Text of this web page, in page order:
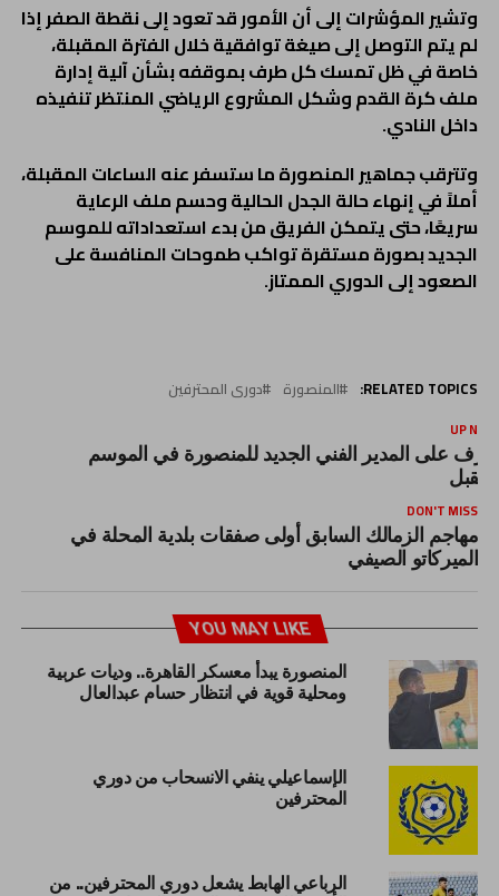
وتشير المؤشرات إلى أن الأمور قد تعود إلى نقطة الصفر إذا
لم يتم التوصل إلى صيغة توافقية خلال الفترة المقبلة،
خاصة في ظل تمسك كل طرف بموقفه بشأن آلية إدارة
ملف كرة القدم وشكل المشروع الرياضي المنتظر تنفيذه
داخل النادي.
وتترقب جماهير المنصورة ما ستسفر عنه الساعات المقبلة،
أملاً في إنهاء حالة الجدل الحالية وحسم ملف الرعاية
سريعًا، حتى يتمكن الفريق من بدء استعداداته للموسم
الجديد بصورة مستقرة تواكب طموحات المنافسة على
الصعود إلى الدوري الممتاز.
RELATED TOPICS: المنصورة دورى المحترفين
UP
على المدير الفني الجديد للمنصورة في الموسم
DON'T MISS
مهاجم الزمالك السابق أولى صفقات بلدية المحلة في
الميركاتو الصيفي
YOU MAY LIKE
المنصورة يبدأ معسكر القاهرة.. وديات عربية
ومحلية قوية في انتظار حسام عبدالعال
الإسماعيلي ينفي الانسحاب من دوري
المحترفين
الرباعي الهابط يشعل دوري المحترفين.. من